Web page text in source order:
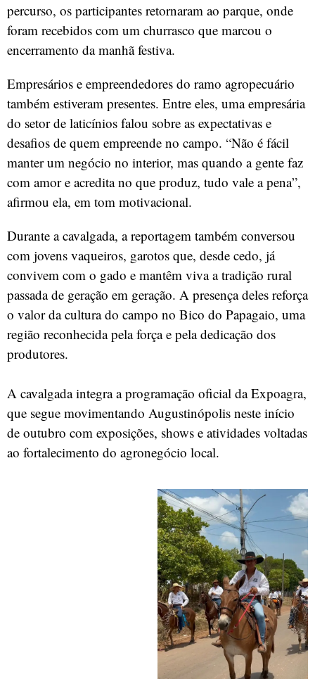
percurso, os participantes retornaram ao parque, onde
foram recebidos com um churrasco que marcou o
encerramento da manhã festiva.
Empresários e empreendedores do ramo agropecuário
também estiveram presentes. Entre eles, uma empresária
do setor de laticínios falou sobre as expectativas e
desafios de quem empreende no campo. “Não é fácil
manter um negócio no interior, mas quando a gente faz
com amor e acredita no que produz, tudo vale a pena”,
afirmou ela, em tom motivacional.
Durante a cavalgada, a reportagem também conversou
com jovens vaqueiros, garotos que, desde cedo, já
convivem com o gado e mantêm viva a tradição rural
passada de geração em geração. A presença deles reforça
o valor da cultura do campo no Bico do Papagaio, uma
região reconhecida pela força e pela dedicação dos
produtores.
A cavalgada integra a programação oficial da Expoagra,
que segue movimentando Augustinópolis neste início
de outubro com exposições, shows e atividades voltadas
ao fortalecimento do agronegócio local.